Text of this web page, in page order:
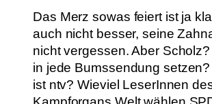
Das Merz sowas feiert ist ja
auch nicht besser, seine
nicht vergessen. Aber
in jede Bumssendung
ist ntv? Wieviel LeserInnen